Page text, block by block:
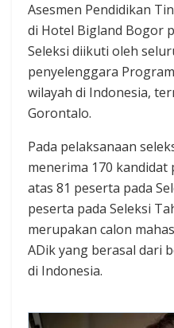
Asesmen Pendidikan
di Hotel Bigland Bogor
Seleksi diikuti oleh
penyelenggara
wilayah di Indonesia,
Gorontalo.
Pada pelaksanaan
menerima 170
atas 81 peserta pada
peserta pada Seleksi
merupakan calon
ADik yang berasal dari
di Indonesia.